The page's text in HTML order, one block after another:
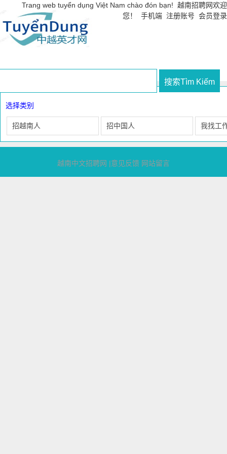
Trang web tuyển dụng Việt Nam chào đón bạn! 越南招聘网欢迎
您！ 手机端 注册账号 会员登录
首页 招聘职位
选择类别
招越南人 招中国人 我找工
越南中文招聘网 |意见反馈 网站留言